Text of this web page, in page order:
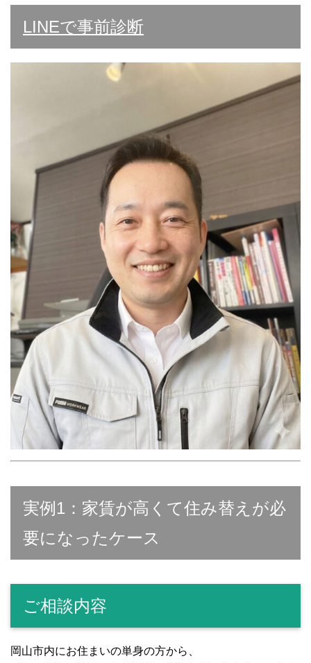
LINEで事前診断
実例1：家賃が高くて住み替えが必
要になったケース
ご相談内容
岡山市内にお住まいの単身の方から、